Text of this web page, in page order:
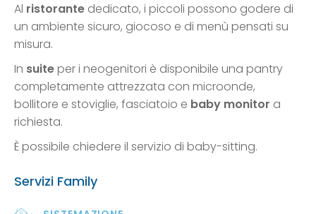
Al ristorante dedicato, i piccoli possono godere di
un ambiente sicuro, giocoso e di menù pensati su
misura.
In suiteper i neogenitori è disponibile una pantry
completamente attrezzata con microonde,
bollitore e stoviglie, fasciatoio e baby monitor a
richiesta.
È possibile chiedere il servizio di baby-sitting.
Servizi Family